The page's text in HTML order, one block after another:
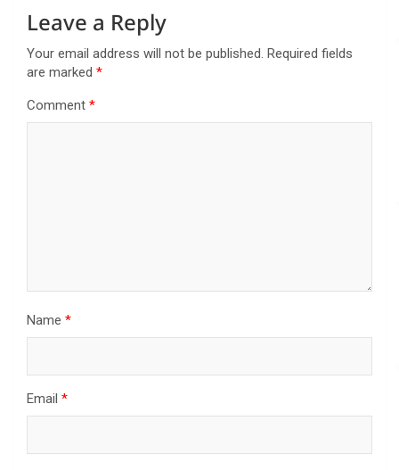
Leave a Reply
Your email address will not be published. Required fields
are marked *
Comment *
Name *
Email *